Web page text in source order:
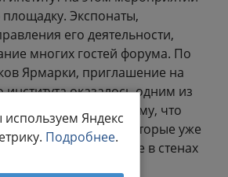
Экспонаты,
его деятельности,
многих гостей форума. По
Ярмарки, приглашение на
института оказалось одним из
Может быть, потому, что
молодых учёных, которые уже
будущее в стенах
Яндекс
Подробнее.